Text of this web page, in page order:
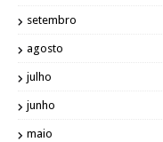
setembro
agosto
julho
junho
maio